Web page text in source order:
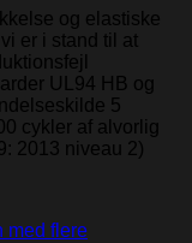
og elastiske
er i stand til at
UL94 HB og
5
cykler af alvorlig
2013 niveau 2)
med flere